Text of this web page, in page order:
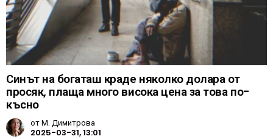
Синът на богаташ краде няколко долара от
просяк, плаща много висока цена за това по-
късно
отМ. Димитрова
2025-03-31, 13:01